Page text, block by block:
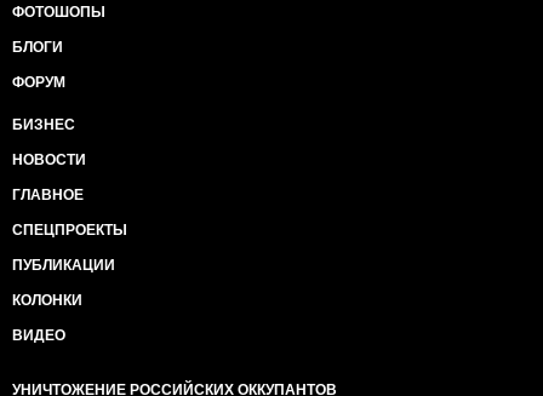
ФОТОШОПЫ
БЛОГИ
ФОРУМ
БИЗНЕС
НОВОСТИ
ГЛАВНОЕ
СПЕЦПРОЕКТЫ
ПУБЛИКАЦИИ
КОЛОНКИ
ВИДЕО
УНИЧТОЖЕНИЕ РОССИЙСКИХ ОККУПАНТОВ